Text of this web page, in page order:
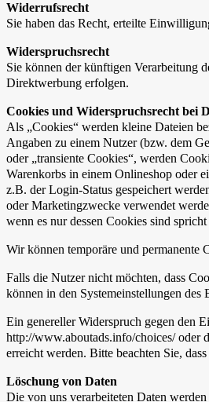
Widerrufsrecht
Sie haben das Recht, erteilte
Widerspruchsrecht
Sie können der künftigen Verarbeitung
Direktwerbung erfolgen.
Cookies und Widerspruchsrecht bei
Als „Cookies“ werden kleine Dateien
Angaben zu einem Nutzer (bzw. dem
oder „transiente Cookies“, werden
Warenkorbs in einem Onlineshop oder
z.B. der Login-Status gespeichert
oder Marketingzwecke verwendet
wenn es nur dessen Cookies sind
Wir können temporäre und permanente
Falls die Nutzer nicht möchten, dass
können in den Systemeinstellungen
Ein genereller Widerspruch gegen den
http://www.aboutads.info/choices/ oder
erreicht werden. Bitte beachten Sie,
Löschung von Daten
Die von uns verarbeiteten Daten